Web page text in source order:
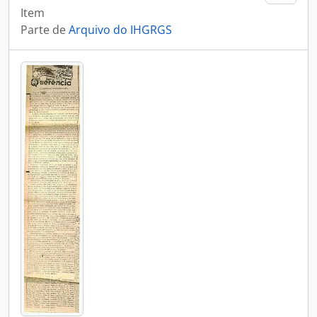
Item
Parte deArquivo do IHGRGS